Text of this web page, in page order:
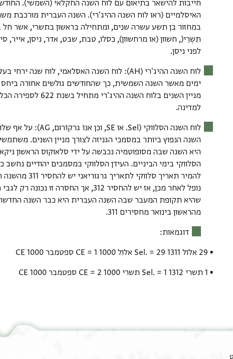
חייבות להישאר בתיאום עם לוח השנה החקלאי (השמשי).
האיסלמיים (ראו לוח השנה ההיג'רי). השנה העברית מורכבת
במחזור בן תשע עשרה שנים, ומתחילה בראשון בתשרי, אשר
תִשְרֵי(, חשוון (או מרחשוון), כסלו, טבת, שבט, אדר, ניסן, אייר,
לפני ניסן.
לוח השנה ההיג'רי (AH)
ימים מאשר השנה השמשית, כך שהחודשים גולשים אחורה ביחס
מניין השנים בלוח
למדינה.
לוח השנה הסלווקי (Sel. או SE, וכן אנוֹ גרקוֹרוּם, AG)
: על אף
השנה הנפוץ ביותר במסמכי הגניזה לצורך מניין השנים.
להמיר תאריך
נופל לאחר מכן, אז יש להחסיר 312, אך
שהיא תקופת המעבר שבה השנה העברית היא כבר השנה
מהראשון בינואר מחסירים 311.
דוגמאות:
▪ 29 אלול 1311 Sel. = 29 אלול 1000 CE = 1 ספטמבר 1000 CE
▪ 1 תשרי 1312 Sel. = 1 תשרי 1000 CE = 2 ספטמבר 1000 CE